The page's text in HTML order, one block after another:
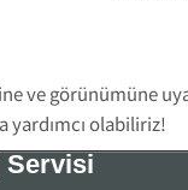
ve görünümüne
yardımcı olabiliriz!
Servisi